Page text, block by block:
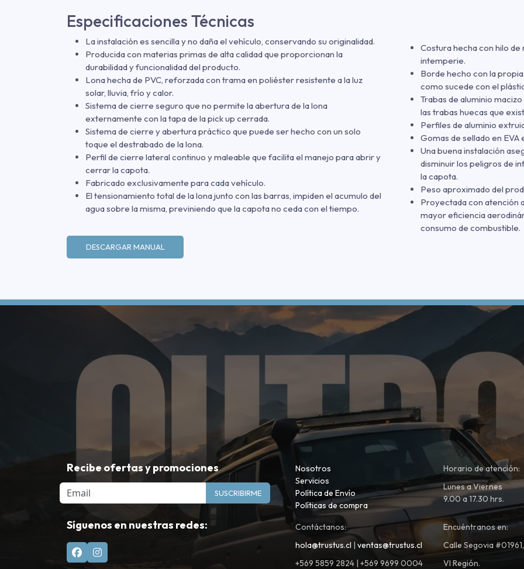
Especificaciones Técnicas
La instalación es sencilla y no daña el vehículo, conservando su originalidad.
Producida con materias primas de alta calidad que proporcionan la
durabilidad y funcionalidad del producto.
Lona hecha de PVC, reforzada con trama en poliéster resistente a la luz
solar, lluvia, frío y calor.
Sistema de cierre seguro que no permite la abertura de la lona
externamente con la tapa de la pick up cerrada.
Sistema de cierre y abertura práctico que puede ser hecho con un solo
toque el destrabado de la lona.
Perfil de cierre lateral continuo y maleable que facilita el manejo para abrir y
cerrar la capota.
Fabricado exclusivamente para cada vehículo.
El tensionamiento total de la lona junto con las barras, impiden el acumulo del
agua sobre la misma, previniendo que la capota no ceda con el tiempo.
DESCARGAR MANUAL
Costura hecha con hilo de
intemperie.
Borde hecho con la
como sucede con el
Trabas de aluminio
las trabas huecas que
Perfiles de aluminio
Gomas de sellado en
Una buena instalación
disminuir los peligros de
la capota.
Peso aproximado del
Proyectada con atención
mayor eficiencia
consumo de combustible.
Recibe ofertas y promociones
Email SUSCRIBIRME
Síguenos en nuestras redes:
Nosotros
Servicios
Política de Envío
Políticas de compra
Horario de atención:
Lunes a Viernes
9.00 a 17.30 hrs.
Contáctanos:
hola@trustus.cl | ventas@trustus.cl
+569 5859 2824 | +569 9699 0004
Encuéntranos en:
Calle Segovia
VI Región.